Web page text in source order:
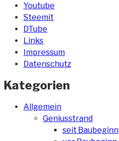
Youtube
Steemit
DTube
Links
Impressum
Datenschutz
Kategorien
Allgemein
Geniusstrand
seit Baubeginn